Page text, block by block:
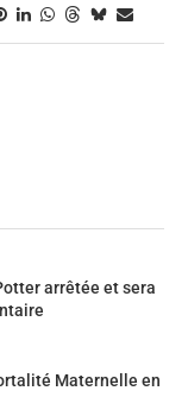
arrêtée et sera
Maternelle en